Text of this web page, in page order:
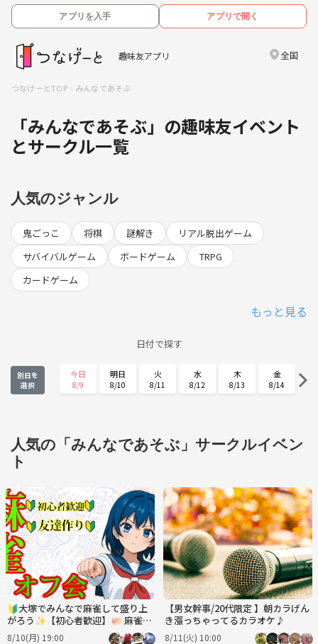
アプリを入手 アプリで開く
趣味友アプリ 全国
つなげーとTOP みんなであそぶ
「みんなであそぶ」の趣味友イベント
とサークル一覧
人気のジャンル
鬼ごっこ 将棋 謎解き
リアル脱出ゲーム
サバイバルゲーム
ボードゲーム
TRPG
カードゲーム
もっと見る
日付で探す
別日を
選択
今日
8/9
明日
8/10
火
8/11
水
8/12
木
8/13
金
8/14
金
8/21
土
8/22
日
8/23
月
8/24
火
8/25
水
8/26
水
9/2
木
9/3
金
9/4
土
9/5
日
9/6
月
9/7
人気の「みんなであそぶ」サークルイベン
ト
🔰大塚でみんなで麻雀して盛り上
がろう✨【初心者歓迎】🐖 麻雀オ
フ会 🐬友達作り✨ルールスターズ
8/10(月) 19:00
【男女幹事/20代限定 】朝カラげん
き漲っちゃってるカラオケ♪
8/11(火) 10:00